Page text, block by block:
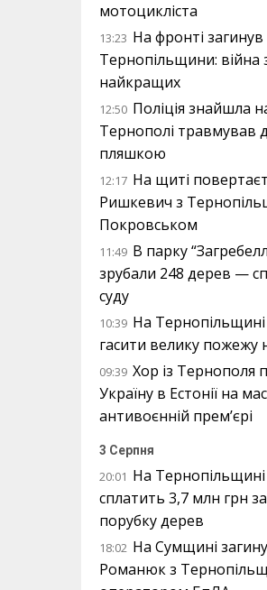
мотоцикліста
13:23 На фронті
Тернопільщини: війна
найкращих
12:50 Поліція знайшла
Тернополі травмував
пляшкою
12:17 На щиті
Ришкевич з
Покровськом
11:49 В парку
зрубали 248 дерев —
суду
10:39 На
гасити велику пожежу
09:39 Хор із Тернополя
Україну в Естонії на
антивоєнній прем’єрі
3 Серпня
20:01 На
сплатить 3,7 млн грн
порубку дерев
18:02 На Сумщині
Романюк з